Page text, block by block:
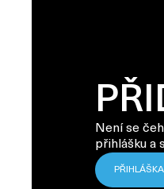
Není se
přihlášku a
PŘIHLÁŠKA